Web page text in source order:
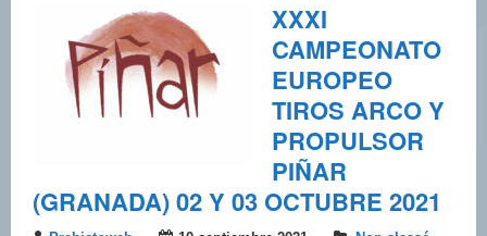
XXXI
CAMPEONATO
EUROPEO
TIROS ARCO Y
PROPULSOR
PIÑAR
(GRANADA) 02 Y 03 OCTUBRE 2021